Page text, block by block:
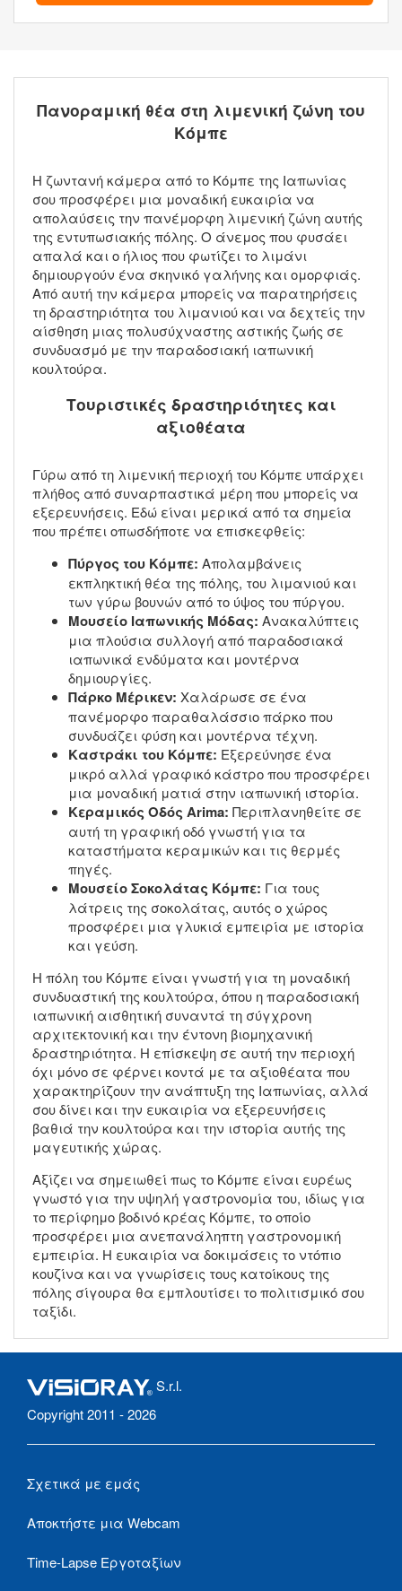
Πανοραμική θέα στη λιμενική ζώνη του
Κόμπε
Η ζωντανή κάμερα από το Κόμπε της Ιαπωνίας
σου προσφέρει μια μοναδική ευκαιρία να
απολαύσεις την πανέμορφη λιμενική ζώνη αυτής
της εντυπωσιακής πόλης. Ο άνεμος που φυσάει
απαλά και ο ήλιος που φωτίζει το λιμάνι
δημιουργούν ένα σκηνικό γαλήνης και ομορφιάς.
Από αυτή την κάμερα μπορείς να παρατηρήσεις
τη δραστηριότητα του λιμανιού και να δεχτείς την
αίσθηση μιας πολυσύχναστης αστικής ζωής σε
συνδυασμό με την παραδοσιακή ιαπωνική
κουλτούρα.
Τουριστικές δραστηριότητες και
αξιοθέατα
Γύρω από τη λιμενική περιοχή του Κόμπε υπάρχει
πλήθος από συναρπαστικά μέρη που μπορείς να
εξερευνήσεις. Εδώ είναι μερικά από τα σημεία
που πρέπει οπωσδήποτε να επισκεφθείς:
Πύργος του Κόμπε: Απολαμβάνεις
εκπληκτική θέα της πόλης, του λιμανιού και
των γύρω βουνών από το ύψος του πύργου.
Μουσείο Ιαπωνικής Μόδας: Ανακαλύπτεις
μια πλούσια συλλογή από παραδοσιακά
ιαπωνικά ενδύματα και μοντέρνα
δημιουργίες.
Πάρκο Μέρικεν: Χαλάρωσε σε ένα
πανέμορφο παραθαλάσσιο πάρκο που
συνδυάζει φύση και μοντέρνα τέχνη.
Καστράκι του Κόμπε: Εξερεύνησε ένα
μικρό αλλά γραφικό κάστρο που προσφέρει
μια μοναδική ματιά στην ιαπωνική ιστορία.
Κεραμικός Οδός Arima: Περιπλανηθείτε σε
αυτή τη γραφική οδό γνωστή για τα
καταστήματα κεραμικών και τις θερμές
πηγές.
Μουσείο Σοκολάτας Κόμπε: Για τους
λάτρεις της σοκολάτας, αυτός ο χώρος
προσφέρει μια γλυκιά εμπειρία με ιστορία
και γεύση.
Η πόλη του Κόμπε είναι γνωστή για τη μοναδική
συνδυαστική της κουλτούρα, όπου η παραδοσιακή
ιαπωνική αισθητική συναντά τη σύγχρονη
αρχιτεκτονική και την έντονη βιομηχανική
δραστηριότητα. Η επίσκεψη σε αυτή την περιοχή
όχι μόνο σε φέρνει κοντά με τα αξιοθέατα που
χαρακτηρίζουν την ανάπτυξη της Ιαπωνίας, αλλά
σου δίνει και την ευκαιρία να εξερευνήσεις
βαθιά την κουλτούρα και την ιστορία αυτής της
μαγευτικής χώρας.
Αξίζει να σημειωθεί πως το Κόμπε είναι ευρέως
γνωστό για την υψηλή γαστρονομία του, ιδίως για
το περίφημο βοδινό κρέας Κόμπε, το οποίο
προσφέρει μια ανεπανάληπτη γαστρονομική
εμπειρία. Η ευκαιρία να δοκιμάσεις το ντόπιο
κουζίνα και να γνωρίσεις τους κατοίκους της
πόλης σίγουρα θα εμπλουτίσει το πολιτισμικό σου
ταξίδι.
S.r.l.
Copyright 2011 - 2026
Σχετικά με εμάς
Αποκτήστε μια Webcam
Time-Lapse Εργοταξίων